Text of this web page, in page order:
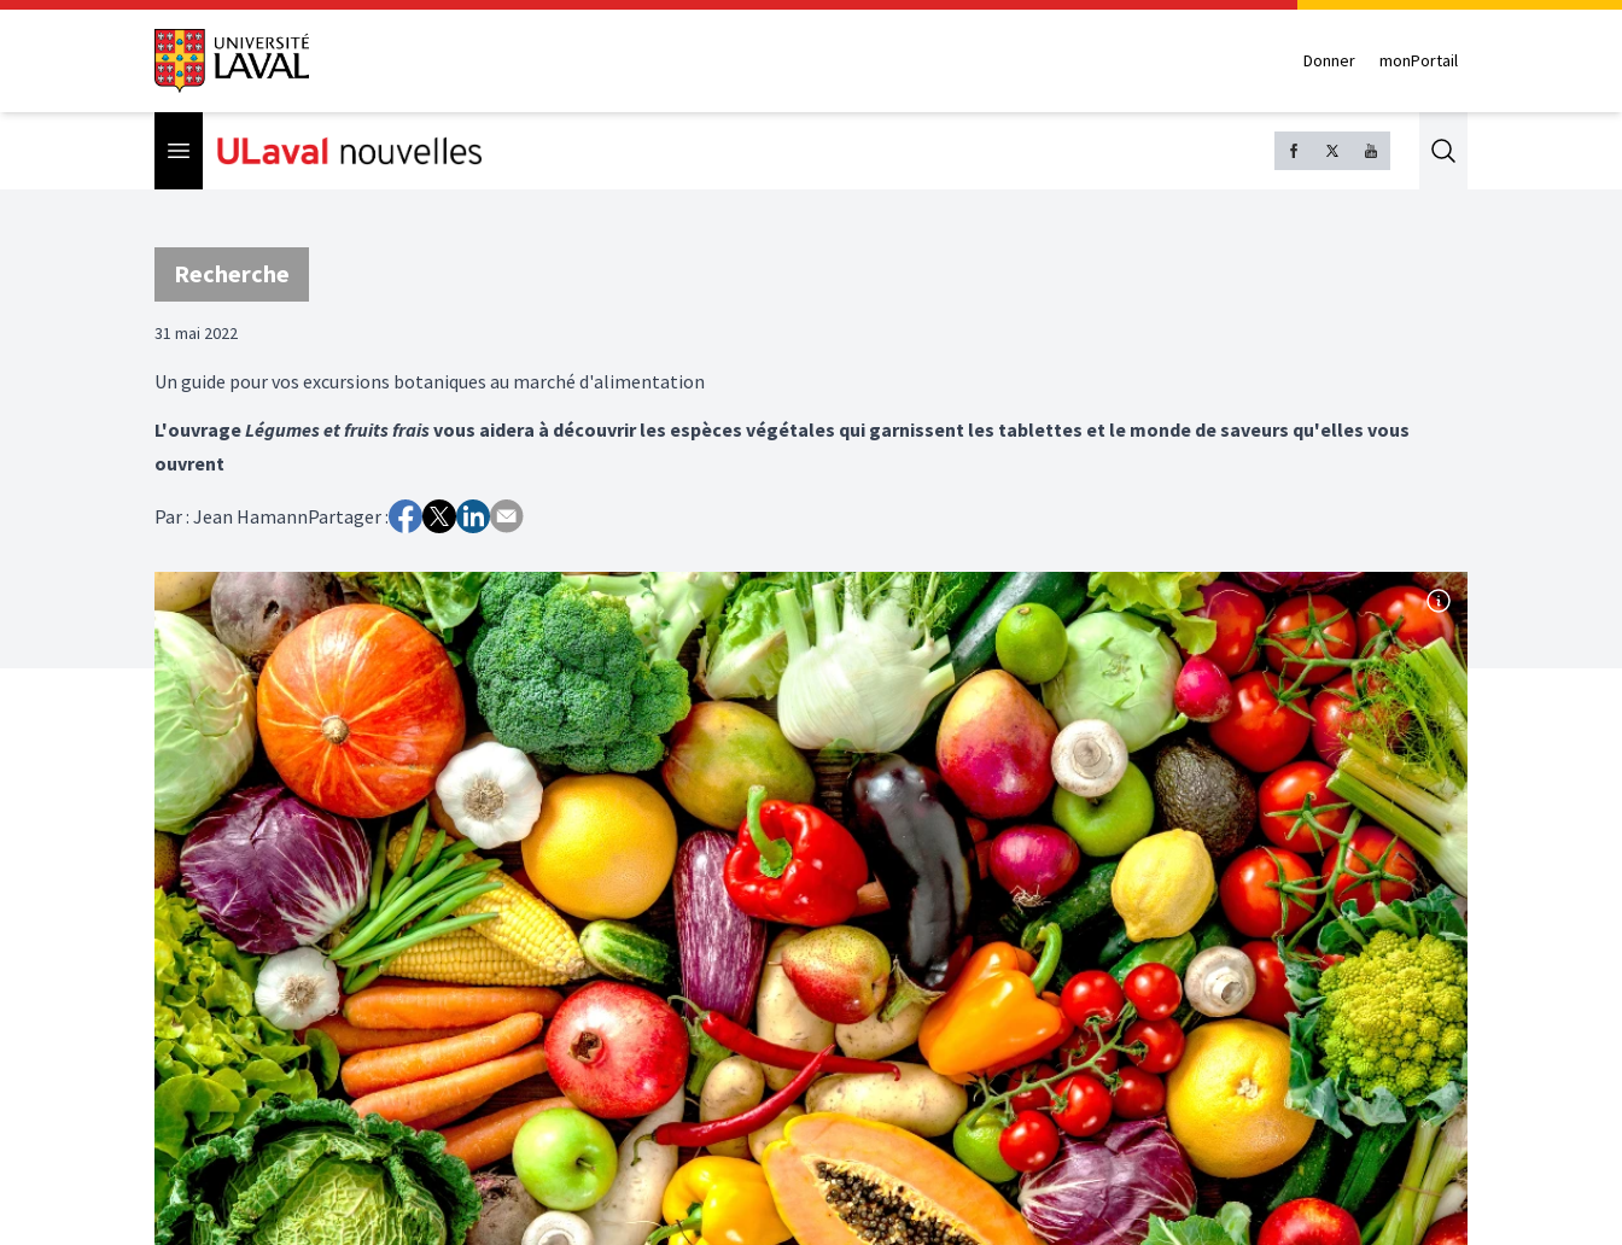
Donner monPortail
Open menu Search
Recherche
31 mai 2022
Un guide pour vos excursions botaniques au marché d'alimentation
L'ouvrageLégumes et fruits fraisvous aidera à découvrir les espèces végétales qui garnissent les tablettes et le monde de saveurs qu'elles vous
ouvrent
Par: Jean HamannPartager :